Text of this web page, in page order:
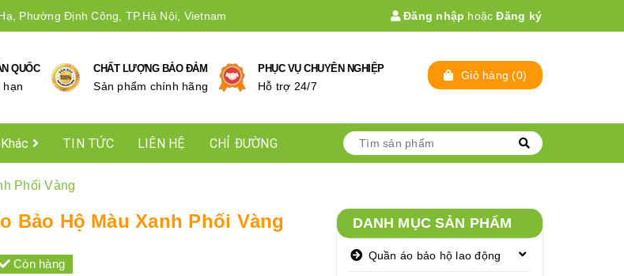
Phường Định Công, TP.Hà Nội, Vietnam Đăng nhập hoặc Đăng ký
QUỐC
hạn
CHẤT LƯỢNG BẢO ĐẢM
Sản phẩm chính hãng
PHỤC VỤ CHUYÊN NGHIỆP
Hỗ trợ 24/7
Giỏ hàng (0)
TIN TỨC LIÊN HỆ CHỈ ĐƯỜNG
Phối Vàng
Bảo Hộ Màu Xanh Phối Vàng
Còn hàng
DANH MỤC SẢN PHẨM
Quần áo bảo hộ lao động